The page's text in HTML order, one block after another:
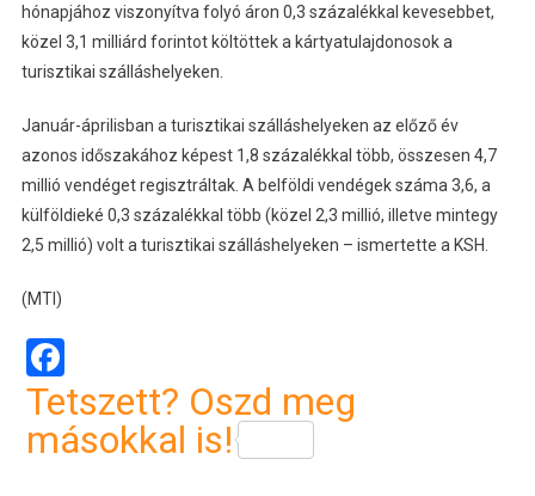
hónapjához viszonyítva folyó áron 0,3 százalékkal kevesebbet,
közel 3,1 milliárd forintot költöttek a kártyatulajdonosok a
turisztikai szálláshelyeken.
Január-áprilisban a turisztikai szálláshelyeken az előző év
azonos időszakához képest 1,8 százalékkal több, összesen 4,7
millió vendéget regisztráltak. A belföldi vendégek száma 3,6, a
külföldieké 0,3 százalékkal több (közel 2,3 millió, illetve mintegy
2,5 millió) volt a turisztikai szálláshelyeken – ismertette a KSH.
(MTI)
Facebook
Tetszett? Oszd meg
másokkal is!